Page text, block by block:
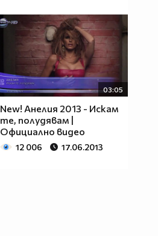
03:05
New! Анелия 2013 - Искам
те, полудявам |
Официално видео
12 006 17.06.2013